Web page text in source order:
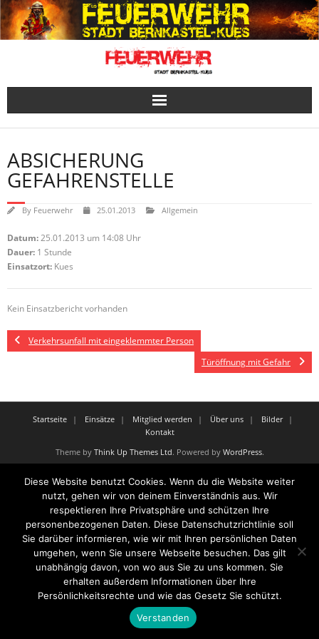
Skip
to
content
ABSICHERUNG
GEFAHRENSTELLE
By Feuerwehr 25.01.2013 Allgemein
Datum:25.01.2013 um 14:08 Uhr
Dauer: 1 Stunde
Einsatzort: Kues
Kein Einsatzbericht vorhanden
Verkehrsunfall mit eingeklemmter Person
Türöffnung mit Gefahr
Startseite Einsätze Mitglied werden Über uns
Bilder
Kontakt
Theme by Think Up Themes Ltd. Powered by WordPress.
Diese Website benutzt Cookies. Wenn du die Website weiter
nutzt, gehen wir von deinem Einverständnis aus. Wir
respektieren Ihre Privatsphäre und schützen Ihre
personenbezogenen Daten. Diese Datenschutzrichtlinie soll
Sie darüber informieren, wie wir mit Ihren persönlichen Daten
umgehen, wenn Sie unsere Webseite besuchen. Das gilt
unabhängig davon, von wo aus Sie zu uns kommen. Sie
erhalten außerdem Informationen über Ihre
Persönlichkeitsrechte und wie das Gesetz Sie schützt.
Verstanden